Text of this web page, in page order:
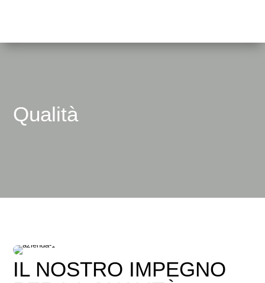
Qualità
IL NOSTRO IMPEGNO